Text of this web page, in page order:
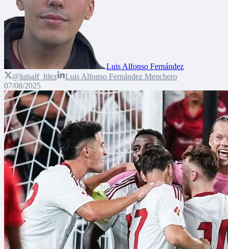
Luis Alfonso Fernández
@luisalf_fdez
Luis Alfonso Fernández Menchero
07/08/2025